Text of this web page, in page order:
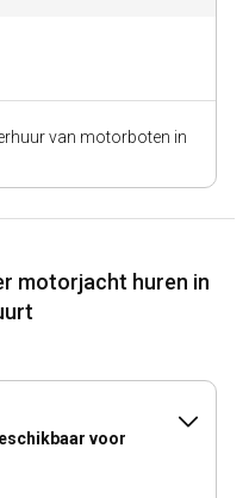
van motorboten in
motorjacht huren in
voor